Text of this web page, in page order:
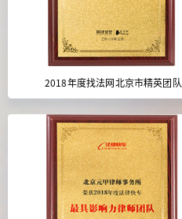
2018年度找法网北京市精英团队